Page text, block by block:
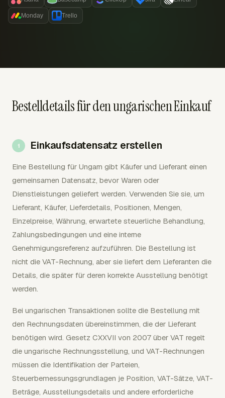
Monday Trello
Bestelldetails für den ungarischen Einkauf
Einkaufsdatensatz erstellen
Eine Bestellung für Ungarn gibt Käufer und Lieferant einen
gemeinsamen Datensatz, bevor Waren oder
Dienstleistungen geliefert werden. Verwenden Sie sie, um
Lieferant, Käufer, Lieferdetails, Positionen, Mengen,
Einzelpreise, Währung, erwartete steuerliche Behandlung,
Zahlungsbedingungen und eine interne
Genehmigungsreferenz aufzuführen. Die Bestellung ist
nicht die VAT-Rechnung, aber sie liefert dem Lieferanten die
Details, die später für deren korrekte Ausstellung benötigt
werden.
Bei ungarischen Transaktionen sollte die Bestellung mit
den Rechnungsdaten übereinstimmen, die der Lieferant
benötigen wird. Gesetz CXXVII von 2007 über VAT regelt
die ungarische Rechnungsstellung, und VAT-Rechnungen
müssen die Identifikation der Parteien,
Steuerbemessungsgrundlagen je Position, VAT-Sätze, VAT-
Beträge, Ausstellungsdetails und andere erforderliche